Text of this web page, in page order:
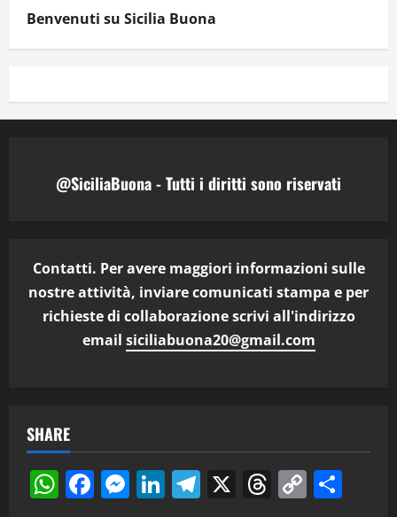
Benvenuti su Sicilia Buona
@SiciliaBuona - Tutti i diritti sono riservati
Contatti. Per avere maggiori informazioni sulle
nostre attività, inviare comunicati stampa e per
richieste di collaborazione scrivi all'indirizzo
email siciliabuona20@gmail.com
SHARE
WhatsApp
Facebook
Messenger
LinkedIn
Telegram
X Threads
Copy